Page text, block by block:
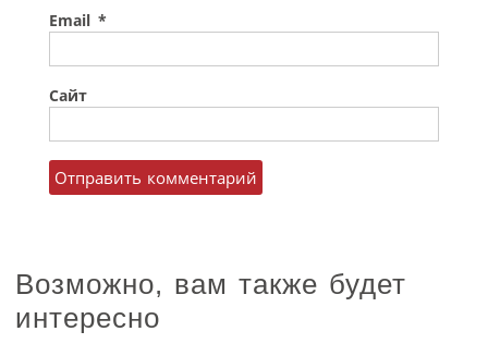
Email *
Сайт
Возможно, вам также будет
интересно